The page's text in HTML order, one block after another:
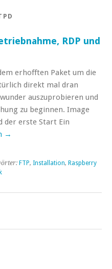
RDP und
erhofften Paket um die
direkt mal dran
auszuprobieren und
zu beginnen. Image
der erste Start Ein
→
FTP, Installation, Raspberry